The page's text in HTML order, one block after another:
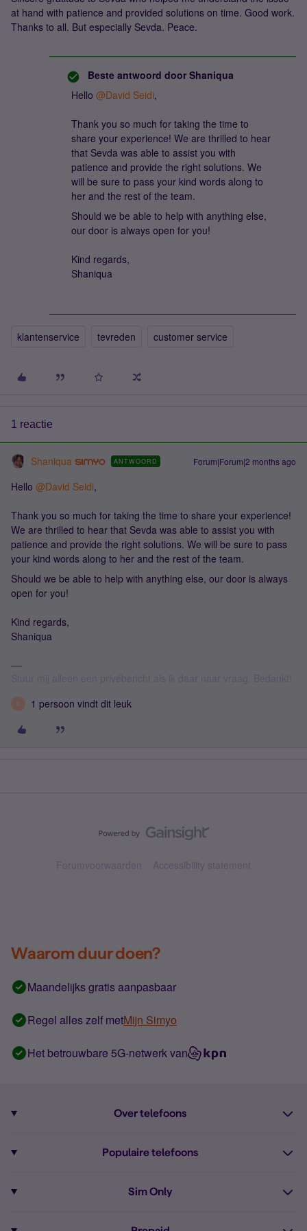
at hand with patience and provided solutions on time. Good work.
Thanks to all. But especially Sevda. Peace.
Beste antwoord door Shaniqua
Hello ​ @David Seidi,
Thank you so much for taking the time to
share your experience! We are thrilled to hear
that Sevda was able to assist you with
patience and provide the right solutions. We
will be sure to pass your kind words along to
her and the rest of the team.
Should we be able to help with anything else,
our door is always open for you!
Kind regards,
Shaniqua
klantenservice tevreden customer service
1 reactie
Shaniqua ANTWOORD Forum|Forum|2 months ago
Hello ​ @David Seidi,
Thank you so much for taking the time to share your experience!
We are thrilled to hear that Sevda was able to assist you with
patience and provide the right solutions. We will be sure to pass
your kind words along to her and the rest of the team.
Should we be able to help with anything else, our door is always
open for you!
Kind regards,
Shaniqua
D 1 persoon vindt dit leuk
Forumvoorwaarden Accessibility statement
Waarom duur doen?
Maandelijks gratis aanpasbaar
Regel alles zelf metMijn Simyo
Het betrouwbare 5G-netwerk van
Over telefoons
Alle telefoons
Populaire telefoons
Sim Only